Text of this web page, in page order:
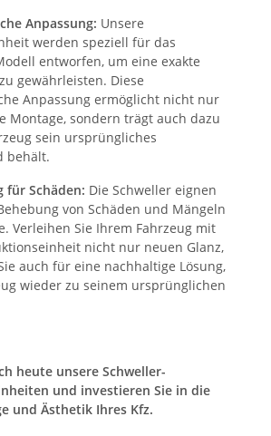
Anpassung: Unsere
werden speziell für das
entworfen, um eine exakte
gewährleisten. Diese
Anpassung ermöglicht nicht nur
Montage, sondern trägt auch dazu
sein ursprüngliches
behält.
für Schäden: Die Schweller eignen
von Schäden und Mängeln
Verleihen Sie Ihrem Fahrzeug mit
nicht nur neuen Glanz,
auch für eine nachhaltige Lösung,
wieder zu seinem ursprünglichen
heute unsere Schweller-
und investieren Sie in die
und Ästhetik Ihres Kfz.